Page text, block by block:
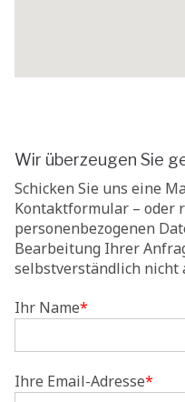
Wir überzeugen Sie
Schicken Sie uns eine
Kontaktformular – oder
personenbezogenen
Bearbeitung Ihrer
selbstverständlich nicht
Ihr Name*
Ihre Email-Adresse*